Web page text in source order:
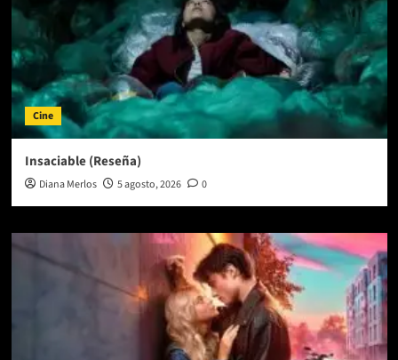
Cine
Insaciable (Reseña)
Diana Merlos 5 agosto, 2026 0